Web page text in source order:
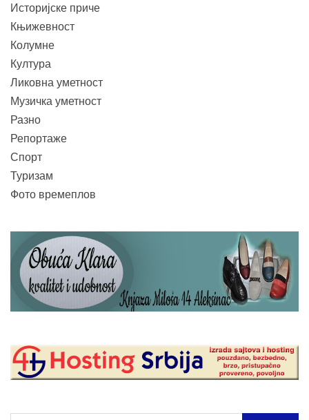
Историјске приче
Књижевност
Колумне
Култура
Ликовна уметност
Музичка уметност
Разно
Репортаже
Спорт
Туризам
Фото времеплов